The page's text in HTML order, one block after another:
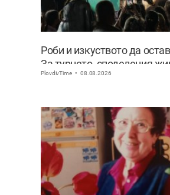
Роби и изкуството да
За турнето, споделения
сцената и искуствения
PlovdivTime 08.08.2026